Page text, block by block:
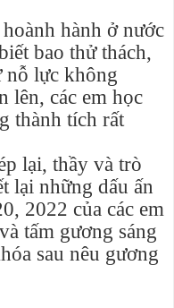
hành ở nước
bao thử thách,
nỗ lực không
lên, các em học
thành tích rất
lại, thầy và trò
lại những dấu ấn
2022 của các em
tấm gương sáng
sau nêu gương